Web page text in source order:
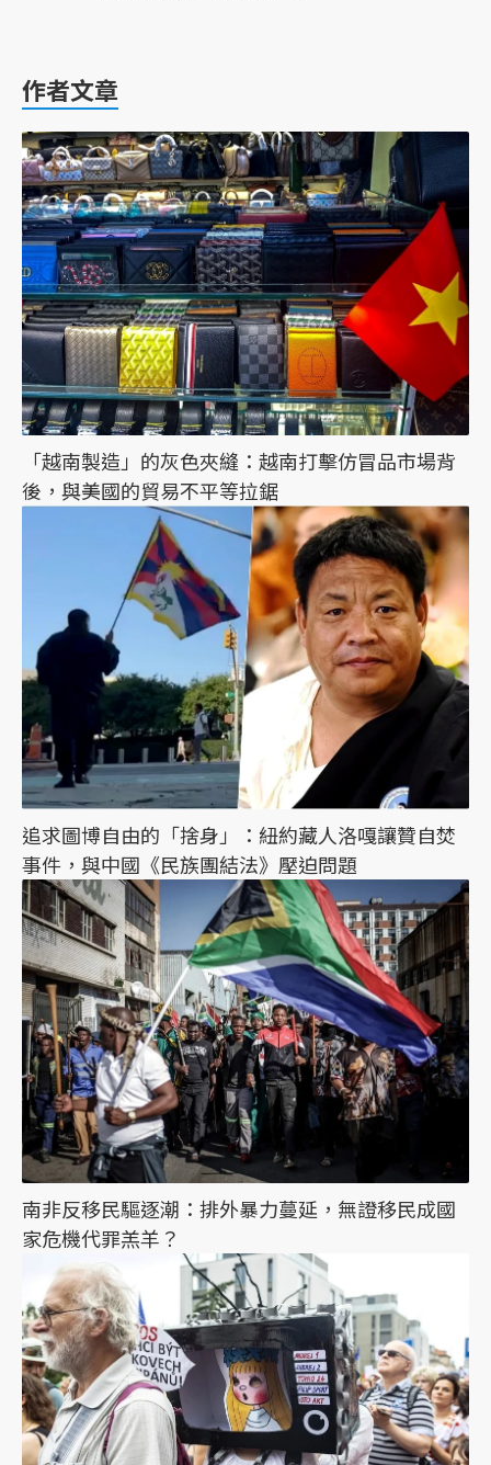
作者文章
「越南製造」的灰色夾縫：越南打擊仿冒品市場背
後，與美國的貿易不平等拉鋸
追求圖博自由的「捨身」：紐約藏人洛嘎讓贊自焚
事件，與中國《民族團結法》壓迫問題
南非反移民驅逐潮：排外暴力蔓延，無證移民成國
家危機代罪羔羊？